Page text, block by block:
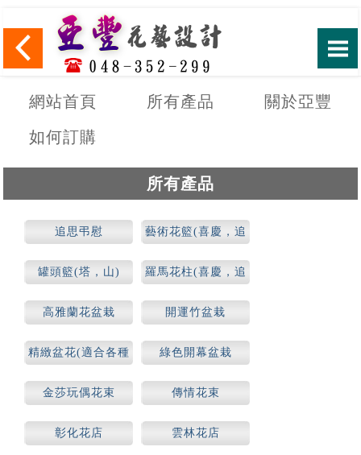
網站首頁 所有產品
關於亞豐
如何訂購
所有產品
追思弔慰
藝術花籃(喜慶，追
罐頭籃(塔，山)
羅馬花柱(喜慶，追
高雅蘭花盆栽
開運竹盆栽
精緻盆花(適合各種
綠色開幕盆栽
金莎玩偶花束 傳情花束
彰化花店 雲林花店